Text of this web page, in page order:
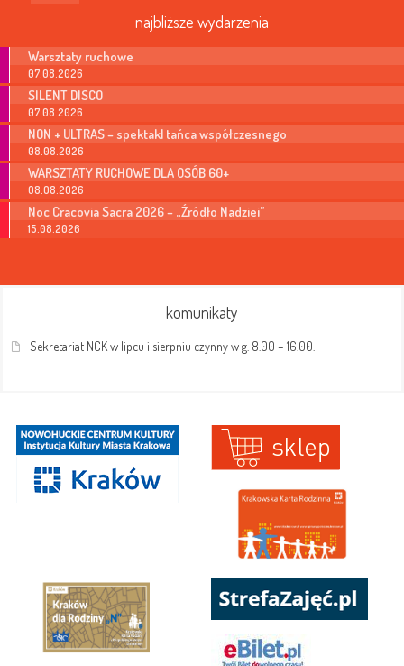
najbliższe wydarzenia
Warsztaty ruchowe
07.08.2026
SILENT DISCO
07.08.2026
NON + ULTRAS – spektakl tańca współczesnego
08.08.2026
WARSZTATY RUCHOWE DLA OSÓB 60+
08.08.2026
Noc Cracovia Sacra 2026 – „Źródło Nadziei”
15.08.2026
komunikaty
Sekretariat NCK w lipcu i sierpniu czynny w g. 8.00 – 16.00.